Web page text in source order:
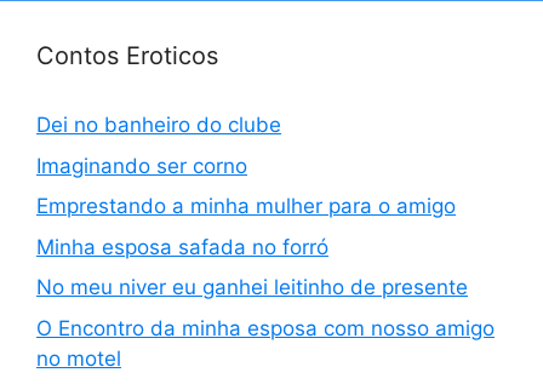
Contos Eroticos
Dei no banheiro do clube
Imaginando ser corno
Emprestando a minha mulher para o amigo
Minha esposa safada no forró
No meu niver eu ganhei leitinho de presente
O Encontro da minha esposa com nosso amigo
no motel